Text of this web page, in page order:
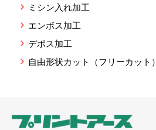
ミシン入れ加工
エンボス加工
デボス加工
自由形状カット（フリーカット）